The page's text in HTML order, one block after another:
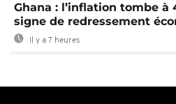
Ghana : l’inflation tombe à
signe de redressement
Il y a 7 heures